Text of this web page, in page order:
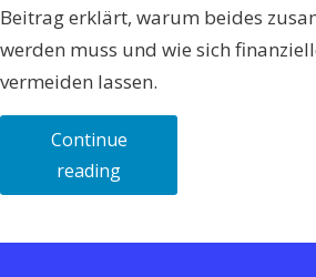
Beitrag erklärt, warum beides
werden muss und wie sich
vermeiden lassen.
Continue
reading„Kündigungsschutzklage
und